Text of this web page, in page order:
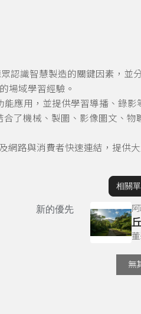
認識智慧製造的關鍵因素，並
場域學習經驗。
應用，並提供學習導播、錄影
了機械、製圖、影像圖文、物
網路與消費者快速連結，提供
新的優先
相關
無